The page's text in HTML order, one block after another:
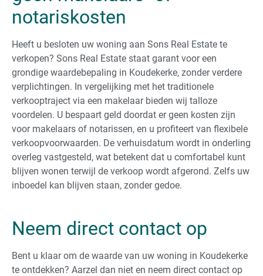
notariskosten
Heeft u besloten uw woning aan Sons Real Estate te
verkopen? Sons Real Estate staat garant voor een
grondige waardebepaling in Koudekerke, zonder verdere
verplichtingen. In vergelijking met het traditionele
verkooptraject via een makelaar bieden wij talloze
voordelen. U bespaart geld doordat er geen kosten zijn
voor makelaars of notarissen, en u profiteert van flexibele
verkoopvoorwaarden. De verhuisdatum wordt in onderling
overleg vastgesteld, wat betekent dat u comfortabel kunt
blijven wonen terwijl de verkoop wordt afgerond. Zelfs uw
inboedel kan blijven staan, zonder gedoe.
Neem direct contact op
Bent u klaar om de waarde van uw woning in Koudekerke
te ontdekken? Aarzel dan niet en neem direct contact op